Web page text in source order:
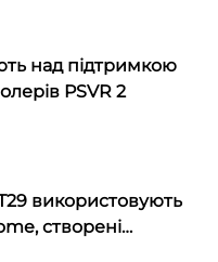
над підтримкою
PSVR 2
використовують
створені
ПЗ